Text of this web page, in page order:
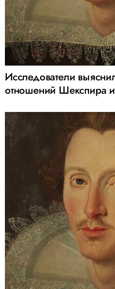
Исследователи
отношений Шекспира